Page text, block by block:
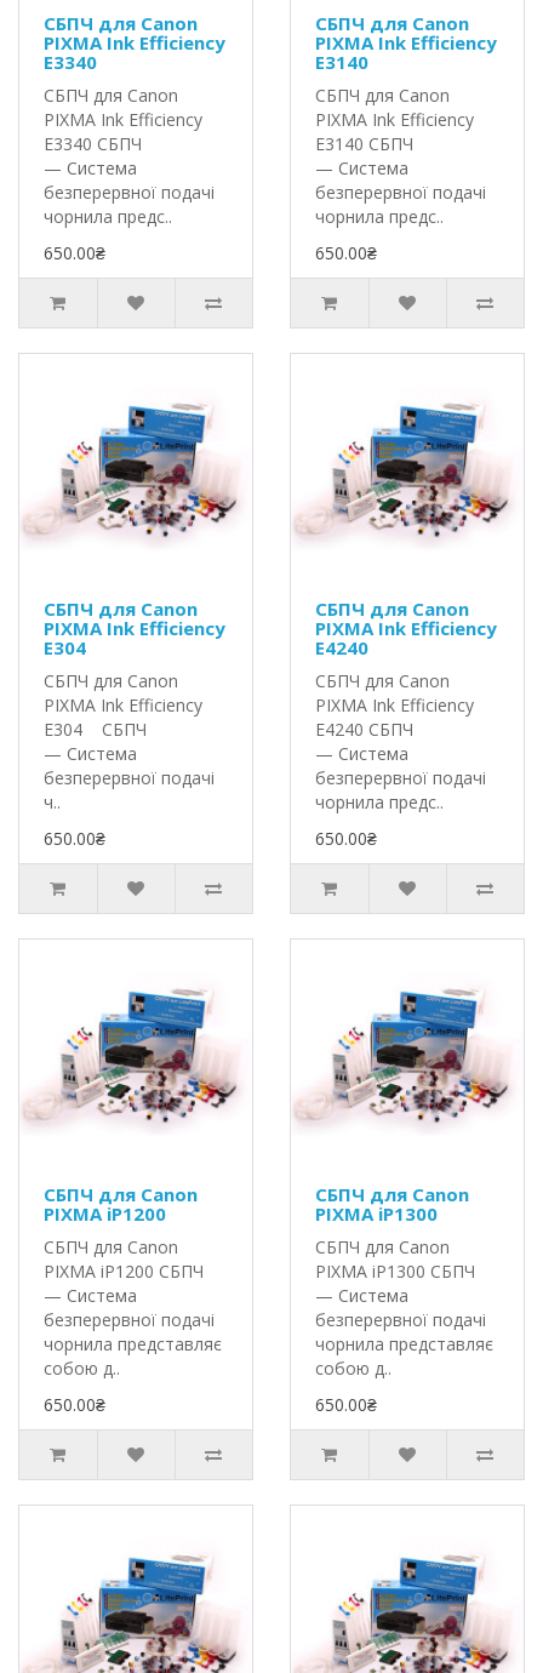
СБПЧ для Canon
PIXMA Ink Efficiency
E3340
СБПЧ для Canon
PIXMA Ink Efficiency
E3340 СБПЧ
— Система
безперервної подачі
чорнила предс..
650.00₴
СБПЧ для Canon
PIXMA Ink Efficiency
E3140
СБПЧ для Canon
PIXMA Ink Efficiency
E3140 СБПЧ
— Система
безперервної подачі
чорнила предс..
650.00₴
СБПЧ для Canon
PIXMA Ink Efficiency
E304
СБПЧ для Canon
PIXMA Ink Efficiency
E304 СБПЧ
— Система
безперервної подачі
ч..
650.00₴
СБПЧ для Canon
PIXMA Ink Efficiency
E4240
СБПЧ для Canon
PIXMA Ink Efficiency
E4240 СБПЧ
— Система
безперервної подачі
чорнила предс..
650.00₴
СБПЧ для Canon
PIXMA iP1200
СБПЧ для Canon
PIXMA iP1200 СБПЧ
— Система
безперервної подачі
чорнила представляє
собою д..
650.00₴
СБПЧ для Canon
PIXMA iP1300
СБПЧ для Canon
PIXMA iP1300 СБПЧ
— Система
безперервної подачі
чорнила представляє
собою д..
650.00₴